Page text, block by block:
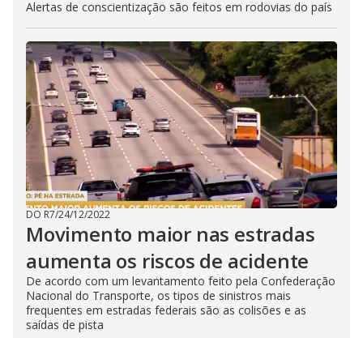
Alertas de conscientização são feitos em rodovias do país
DO R7/24/12/2022
Movimento maior nas estradas
aumenta os riscos de acidente
De acordo com um levantamento feito pela Confederação
Nacional do Transporte, os tipos de sinistros mais
frequentes em estradas federais são as colisões e as
saídas de pista